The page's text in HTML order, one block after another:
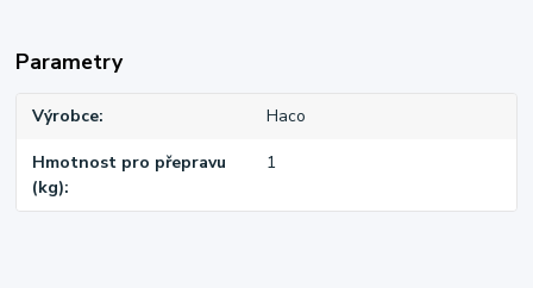
Parametry
Výrobce Haco
Hmotnost pro přepravu
(kg)
1